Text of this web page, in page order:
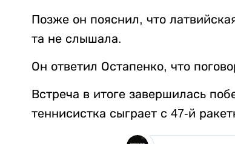
Позже он пояснил, что
та не слышала.
Он ответил Остапенко, что
Встреча в итоге завершилась
теннисистка сыграет с 47-й